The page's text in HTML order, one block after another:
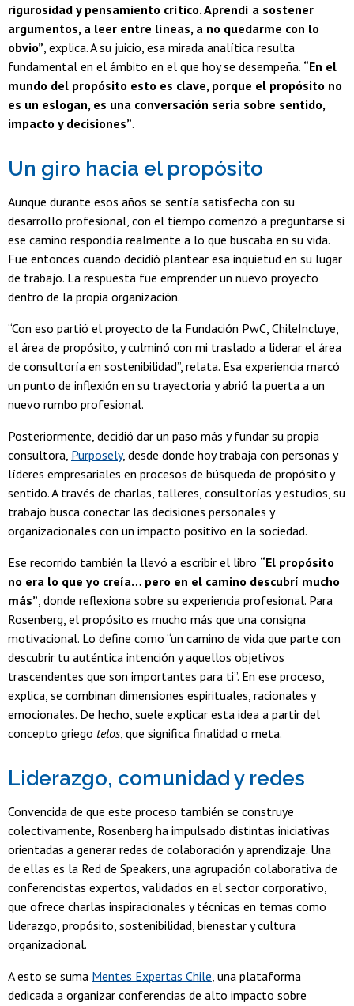
rigurosidad y pensamiento crítico. Aprendí a sostener
argumentos, a leer entre líneas, a no quedarme con lo
obvio”, explica. A su juicio, esa mirada analítica resulta
fundamental en el ámbito en el que hoy se desempeña. “En el
mundo del propósito esto es clave, porque el propósito no
es un eslogan, es una conversación seria sobre sentido,
impacto y decisiones”.
Un giro hacia el propósito
Aunque durante esos años se sentía satisfecha con su
desarrollo profesional, con el tiempo comenzó a preguntarse si
ese camino respondía realmente a lo que buscaba en su vida.
Fue entonces cuando decidió plantear esa inquietud en su lugar
de trabajo. La respuesta fue emprender un nuevo proyecto
dentro de la propia organización.
“Con eso partió el proyecto de la Fundación PwC, ChileIncluye,
el área de propósito, y culminó con mi traslado a liderar el área
de consultoría en sostenibilidad”, relata. Esa experiencia marcó
un punto de inflexión en su trayectoria y abrió la puerta a un
nuevo rumbo profesional.
Posteriormente, decidió dar un paso más y fundar su propia
consultora, Purposely, desde donde hoy trabaja con personas y
líderes empresariales en procesos de búsqueda de propósito y
sentido. A través de charlas, talleres, consultorías y estudios, su
trabajo busca conectar las decisiones personales y
organizacionales con un impacto positivo en la sociedad.
Ese recorrido también la llevó a escribir el libro “El propósito
no era lo que yo creía… pero en el camino descubrí mucho
más”, donde reflexiona sobre su experiencia profesional. Para
Rosenberg, el propósito es mucho más que una consigna
motivacional. Lo define como “un camino de vida que parte con
descubrir tu auténtica intención y aquellos objetivos
trascendentes que son importantes para ti”. En ese proceso,
explica, se combinan dimensiones espirituales, racionales y
emocionales. De hecho, suele explicar esta idea a partir del
concepto griego telos, que significa finalidad o meta.
Liderazgo, comunidad y redes
Convencida de que este proceso también se construye
colectivamente, Rosenberg ha impulsado distintas iniciativas
orientadas a generar redes de colaboración y aprendizaje. Una
de ellas es la Red de Speakers, una agrupación colaborativa de
conferencistas expertos, validados en el sector corporativo,
que ofrece charlas inspiracionales y técnicas en temas como
liderazgo, propósito, sostenibilidad, bienestar y cultura
organizacional.
A esto se suma Mentes Expertas Chile, una plataforma
dedicada a organizar conferencias de alto impacto sobre